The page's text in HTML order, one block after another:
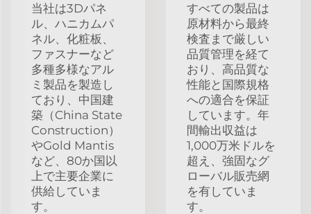
当社は3Dパネ
ル、ハニカムパ
ネル、化粧板、
ファスナーなど
多種多様なアル
ミ製品を製造し
ており、中国建
築（China State
Construction）
やGold Mantis
など、80か国以
上で主要企業に
供給していま
す。
すべての製品は
原材料から最終
検査まで厳しい
品質管理を経て
おり、高品質な
性能と国際規格
への適合を保証
しています。年
間輸出収益は
1,000万米ドルを
超え、強固なグ
ローバル販売網
を有していま
す。